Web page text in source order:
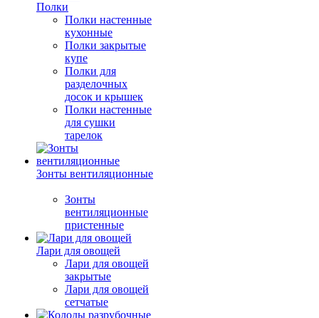
Полки
Полки настенные
кухонные
Полки закрытые
купе
Полки для
разделочных
досок и крышек
Полки настенные
для сушки
тарелок
Зонты вентиляционные
Зонты
вентиляционные
пристенные
Лари для овощей
Лари для овощей
закрытые
Лари для овощей
сетчатые